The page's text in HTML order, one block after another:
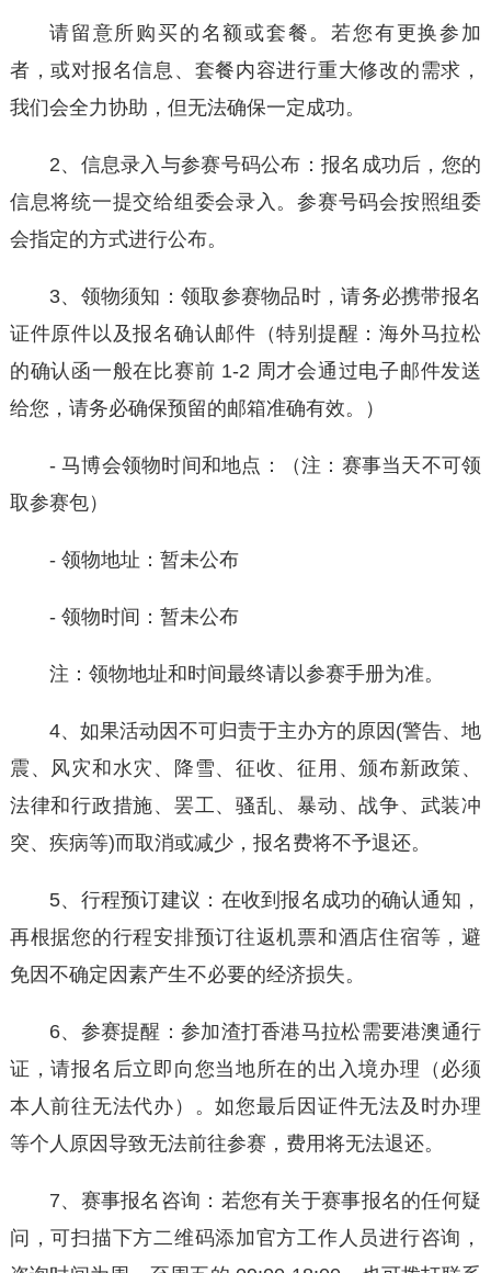
请留意所购买的名额或套餐。若您有更换参加
者，或对报名信息、套餐内容进行重大修改的需求，
我们会全力协助，但无法确保一定成功。
2、信息录入与参赛号码公布：报名成功后，您的
信息将统一提交给组委会录入。参赛号码会按照组委
会指定的方式进行公布。
3、领物须知：领取参赛物品时，请务必携带报名
证件原件以及报名确认邮件（特别提醒：海外马拉松
的确认函一般在比赛前 1-2 周才会通过电子邮件发送
给您，请务必确保预留的邮箱准确有效。）
- 马博会领物时间和地点：（注：赛事当天不可领
取参赛包）
- 领物地址：暂未公布
- 领物时间：暂未公布
注：领物地址和时间最终请以参赛手册为准。
4、如果活动因不可归责于主办方的原因(警告、地
震、风灾和水灾、降雪、征收、征用、颁布新政策、
法律和行政措施、罢工、骚乱、暴动、战争、武装冲
突、疾病等)而取消或减少，报名费将不予退还。
5、行程预订建议：在收到报名成功的确认通知，
再根据您的行程安排预订往返机票和酒店住宿等，避
免因不确定因素产生不必要的经济损失。
6、参赛提醒：参加渣打香港马拉松需要港澳通行
证，请报名后立即向您当地所在的出入境办理（必须
本人前往无法代办）。如您最后因证件无法及时办理
等个人原因导致无法前往参赛，费用将无法退还。
7、赛事报名咨询：若您有关于赛事报名的任何疑
问，可扫描下方二维码添加官方工作人员进行咨询，